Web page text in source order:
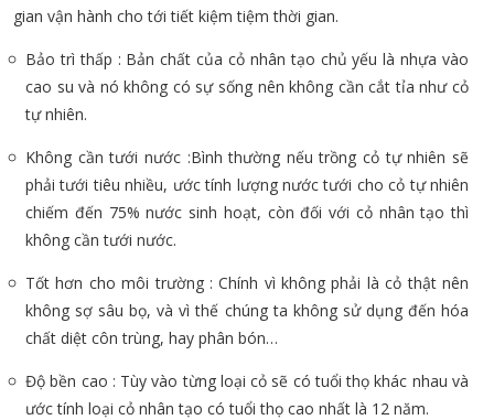
gian vận hành cho tới tiết kiệm tiệm thời gian.
Bảo trì thấp : Bản chất của cỏ nhân tạo chủ yếu là nhựa vào
cao su và nó không có sự sống nên không cần cắt tỉa như cỏ
tự nhiên.
Không cần tưới nước :Bình thường nếu trồng cỏ tự nhiên sẽ
phải tưới tiêu nhiều, ước tính lượng nước tưới cho cỏ tự nhiên
chiếm đến 75% nước sinh hoạt, còn đối với cỏ nhân tạo thì
không cần tưới nước.
Tốt hơn cho môi trường : Chính vì không phải là cỏ thật nên
không sợ sâu bọ, và vì thế chúng ta không sử dụng đến hóa
chất diệt côn trùng, hay phân bón…
Độ bền cao : Tùy vào từng loại cỏ sẽ có tuổi thọ khác nhau và
ước tính loại cỏ nhân tạo có tuổi thọ cao nhất là 12 năm.